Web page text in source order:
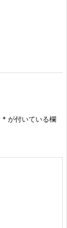
* が付いている欄